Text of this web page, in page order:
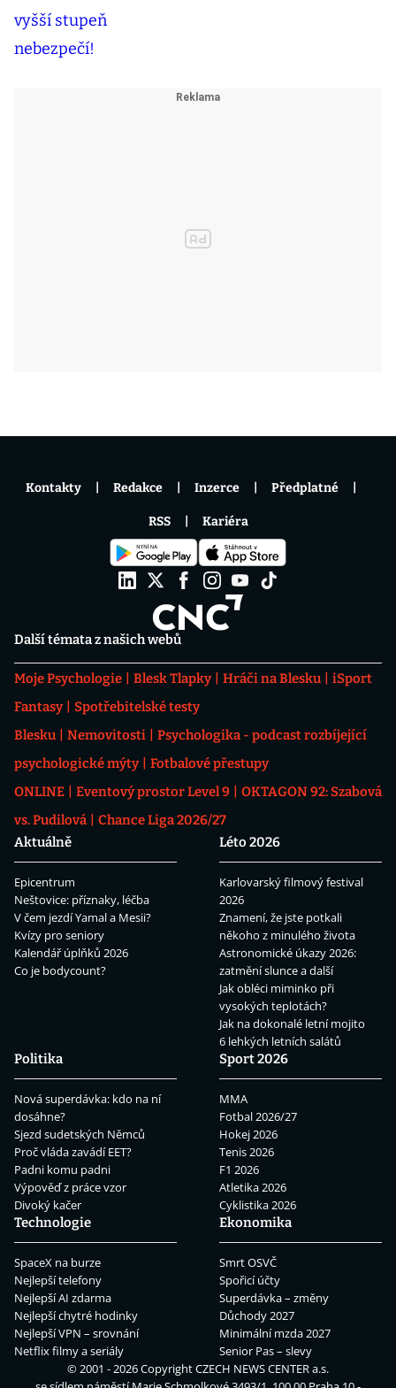
Další témata z našich webů
Moje Psychologie Blesk Tlapky Hráči na Blesku
iSport
Fantasy
Spotřebitelské testy
Blesku
Nemovitosti
Psychologika - podcast rozbíjející
psychologické mýty
Fotbalové přestupy
ONLINE
Eventový prostor Level 9
OKTAGON 92: Szabová
vs. Pudilová
Chance Liga 2026/27
Aktuálně
Epicentrum
Neštovice: příznaky, léčba
V čem jezdí Yamal a Mesii?
Kvízy pro seniory
Kalendář úplňků 2026
Co je bodycount?
Léto 2026
Karlovarský filmový festival
2026
Znamení, že jste potkali
někoho z minulého života
Astronomické úkazy 2026:
zatmění slunce a další
Jak obléci miminko při
vysokých teplotách?
Jak na dokonalé letní mojito
6 lehkých letních salátů
Politika
Nová superdávka: kdo na ní
dosáhne?
Sjezd sudetských Němců
Proč vláda zavádí EET?
Padni komu padni
Výpověď z práce vzor
Divoký kačer
Sport 2026
MMA
Fotbal 2026/27
Hokej 2026
Tenis 2026
F1 2026
Atletika 2026
Cyklistika 2026
Technologie
SpaceX na burze
Nejlepší telefony
Nejlepší AI zdarma
Nejlepší chytré hodinky
Nejlepší VPN – srovnání
Netflix filmy a seriály
Ekonomika
Smrt OSVČ
Spořicí účty
Superdávka – změny
Důchody 2027
Minimální mzda 2027
Senior Pas – slevy
Kontakty Redakce Inzerce Předplatné
RSS Kariéra
© 2001 - 2026 CopyrightCZECH NEWS CENTER a.s.